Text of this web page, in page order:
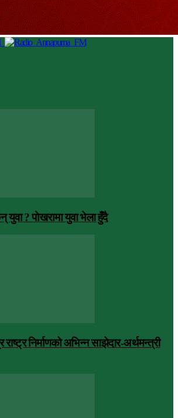
युवा ? पाेखरामा युवा भेला हुँदै
राष्ट्र निर्माणको अभिन्न साझेदार-अर्थमन्त्री